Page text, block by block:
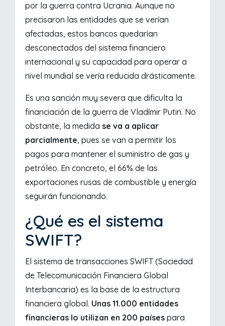
por la guerra contra Ucrania. Aunque no
precisaron las entidades que se verían
afectadas, estos bancos quedarían
desconectados del sistema financiero
internacional y su capacidad para operar a
nivel mundial se vería reducida drásticamente.
Es una sanción muy severa que dificulta la
financiación de la guerra de Vladímir Putin. No
obstante, la medida se va a aplicar
parcialmente, pues se van a permitir los
pagos para mantener el suministro de gas y
petróleo. En concreto, el 66% de las
exportaciones rusas de combustible y energía
seguirán funcionando.
¿Qué es el sistema
SWIFT?
El sistema de transacciones SWIFT (Sociedad
de Telecomunicación Financiera Global
Interbancaria) es la base de la estructura
financiera global. Unas 11.000 entidades
financieras lo utilizan en 200 paísespara